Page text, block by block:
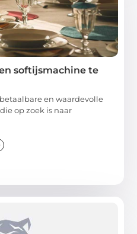
softijsmachine te
en waardevolle
op zoek is naar